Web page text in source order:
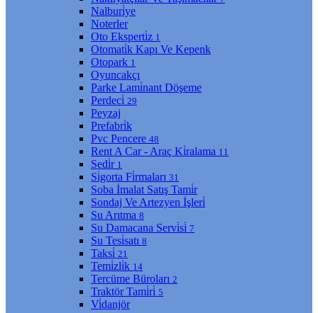
Nalburi̇ye
Noterler
Oto Eksperti̇z 1
Otomati̇k Kapı Ve Kepenk
Otopark 1
Oyuncakçı
Parke Lami̇nant Döşeme
Perdeci̇ 29
Peyzaj
Prefabri̇k
Pvc Pencere 48
Rent A Car - Araç Ki̇ralama 11
Sedi̇r 1
Si̇gorta Fi̇rmaları 31
Soba İmalat Satış Tami̇r
Sondaj Ve Artezyen İşleri̇
Su Arıtma 8
Su Damacana Servi̇si̇ 7
Su Tesi̇satı 8
Taksi̇ 21
Temi̇zli̇k 14
Tercüme Büroları 2
Traktör Tami̇ri̇ 5
Vi̇danjör